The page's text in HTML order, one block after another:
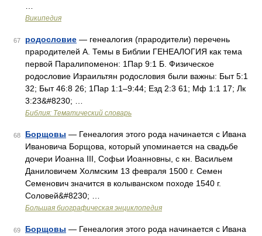
Википедия
67 родословие — генеалогия (прародители) перечень
прародителей А. Темы в Библии ГЕНЕАЛОГИЯ как тема
первой Паралипоменон: 1Пар 9:1 Б. Физическое
родословие Израильтян родословия были важны: Быт 5:1
32; Быт 46:8 26; 1Пар 1:1–9:44; Езд 2:3 61; Мф 1:1 17; Лк
3:23&#8230; …
Библия: Тематический словарь
68 Борщовы — Генеалогия этого рода начинается с Ивана
Ивановича Борщова, который упоминается на свадьбе
дочери Иоанна III, Софьи Иоанновны, с кн. Васильем
Даниловичем Холмским 13 февраля 1500 г. Семен
Семенович значится в колыванском походе 1540 г.
Соловей&#8230; …
Большая биографическая энциклопедия
69 Борщовы — Генеалогия этого рода начинается с Ивана